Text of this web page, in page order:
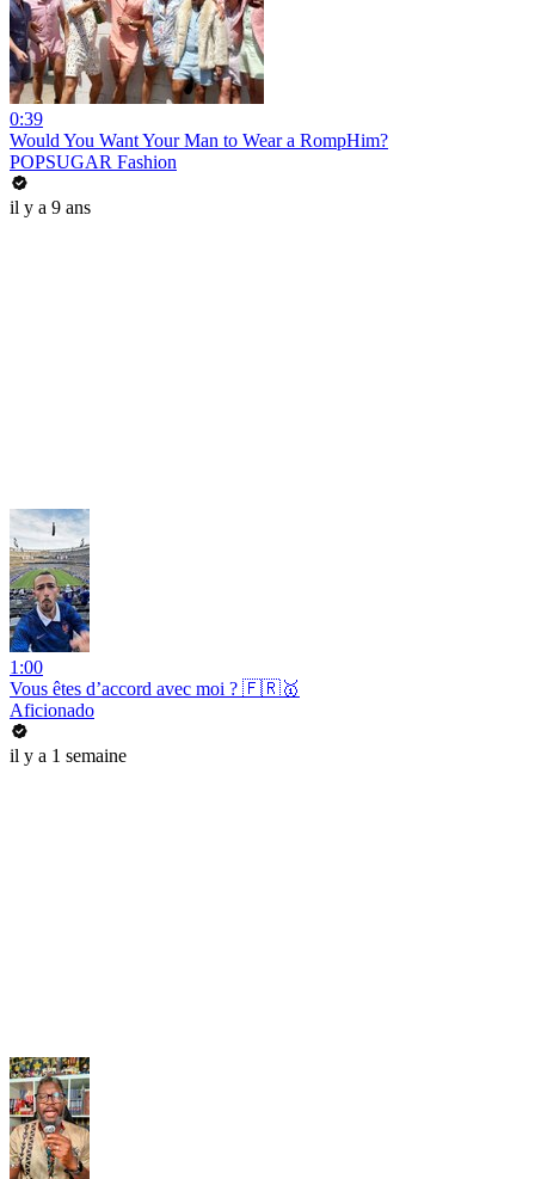
0:39
Would You Want Your Man to Wear a RompHim?
POPSUGAR Fashion
il y a 9 ans
1:00
Vous êtes d’accord avec moi ? 🇫🇷🥇
Aficionado
il y a 1 semaine